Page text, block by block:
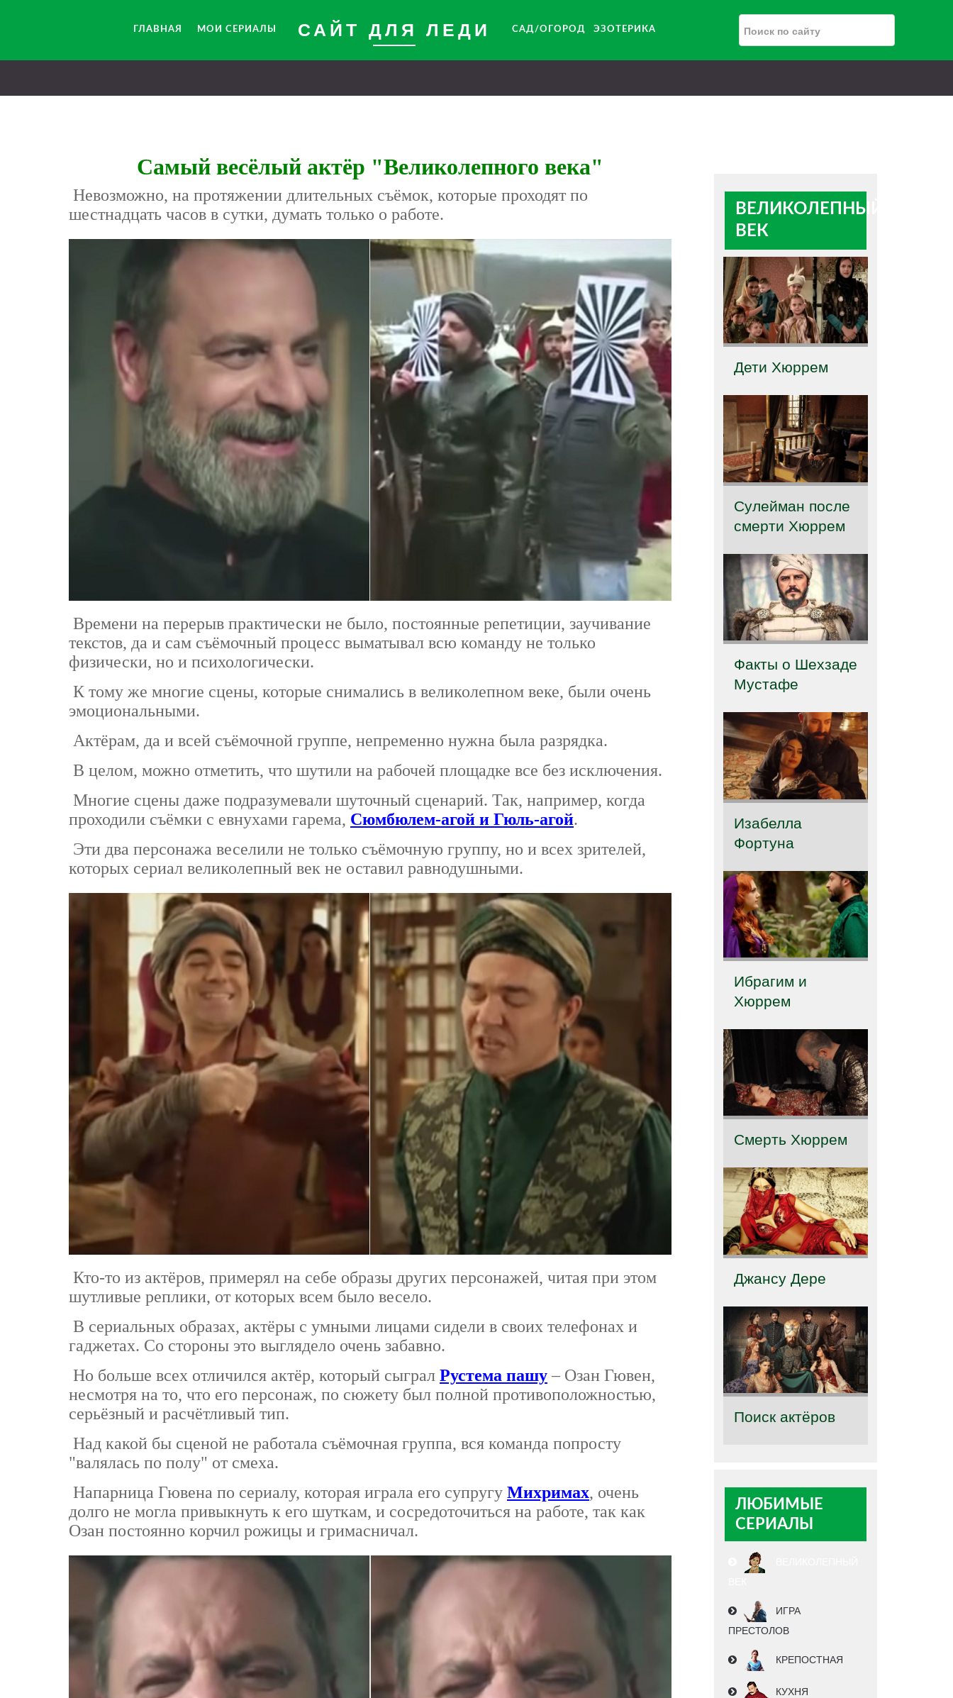
ГЛАВНАЯ МОИ СЕРИАЛЫ САЙТ ДЛЯ ЛЕДИ САД/ОГОРОД ЭЗОТЕРИКА
Самый весёлый актёр "Великолепного века"
Невозможно, на протяжении длительных съёмок, которые проходят по
шестнадцать часов в сутки, думать только о работе.
Времени на перерыв практически не было, постоянные репетиции, заучивание
текстов, да и сам съёмочный процесс выматывал всю команду не только
физически, но и психологически.
К тому же многие сцены, которые снимались в великолепном веке, были очень
эмоциональными.
Актёрам, да и всей съёмочной группе, непременно нужна была разрядка.
В целом, можно отметить, что шутили на рабочей площадке все без исключения.
Многие сцены даже подразумевали шуточный сценарий. Так, например, когда
проходили съёмки с евнухами гарема, Сюмбюлем-агой и Гюль-агой.
Эти два персонажа веселили не только съёмочную группу, но и всех зрителей,
которых сериал великолепный век не оставил равнодушными.
Кто-то из актёров, примерял на себе образы других персонажей, читая при этом
шутливые реплики, от которых всем было весело.
В сериальных образах, актёры с умными лицами сидели в своих телефонах и
гаджетах. Со стороны это выглядело очень забавно.
Но больше всех отличился актёр, который сыграл Рустема пашу– Озан Гювен,
несмотря на то, что его персонаж, по сюжету был полной противоположностью,
серьёзный и расчётливый тип.
Над какой бы сценой не работала съёмочная группа, вся команда попросту
"валялась по полу" от смеха.
Напарница Гювена по сериалу, которая играла его супругу Михримах, очень
долго не могла привыкнуть к его шуткам, и сосредоточиться на работе, так как
Озан постоянно корчил рожицы и гримасничал.
ВЕЛИКОЛЕПНЫЙ
ВЕК
Дети Хюррем
Сулейман после
смерти Хюррем
Факты о Шехзаде
Мустафе
Изабелла
Фортуна
Ибрагим и
Хюррем
Смерть Хюррем
Джансу Дере
Поиск актёров
ЛЮБИМЫЕ
СЕРИАЛЫ
ИГРА
ПРЕСТОЛОВ
КРЕПОСТНАЯ
КУХНЯ